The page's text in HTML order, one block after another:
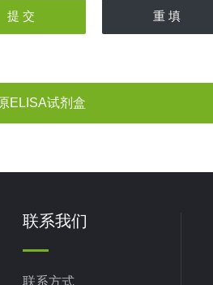
ELISA试剂盒
联系我们
联系方式